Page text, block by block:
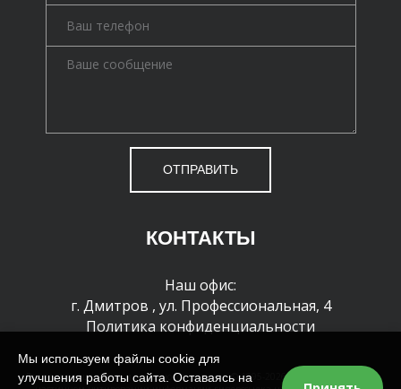
ОТПРАВИТЬ
КОНТАКТЫ
Наш офис:
г. Дмитров , ул. Профессиональная, 4
Политика конфиденциальности
Все права защищены и охраняются законом. © 1995-2026 г. При полном или
Мы используем файлы cookie для
улучшения работы сайта. Оставаясь на